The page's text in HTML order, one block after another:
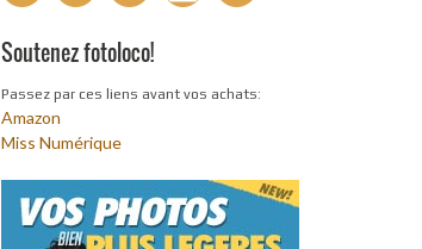
Soutenez fotoloco!
Passez par ces liens avant vos achats:
Amazon
Miss Numérique